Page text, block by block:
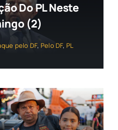
Do PL Neste
(2)
pelo DF, Pelo DF, PL